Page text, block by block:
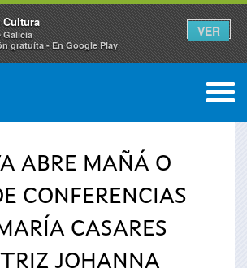
Cultura
Galicia
gratuíta - En Google Play
VER
0
ABRE MAÑÁ O
CONFERENCIAS
CASARES
JOHANNA